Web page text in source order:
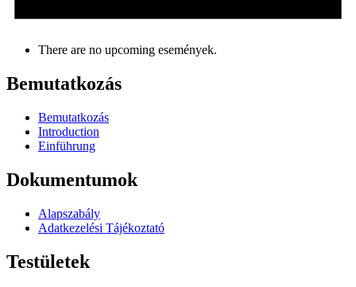
There are no upcoming események.
Bemutatkozás
Bemutatkozás
Introduction
Einführung
Dokumentumok
Alapszabály
Adatkezelési Tájékoztató
Testületek